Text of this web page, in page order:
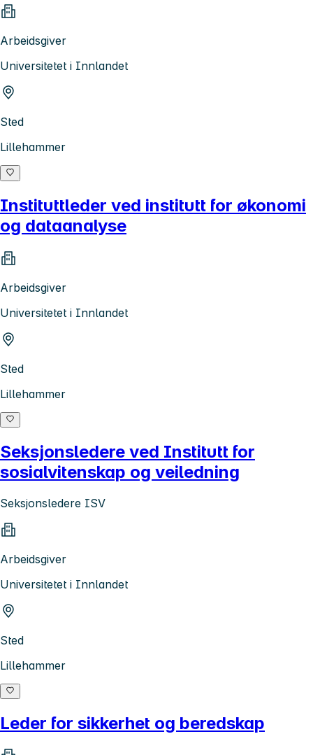
Arbeidsgiver
Universitetet i Innlandet
Sted
Lillehammer
Instituttleder ved institutt for økonomi
og dataanalyse
Arbeidsgiver
Universitetet i Innlandet
Sted
Lillehammer
Seksjonsledere ved Institutt for
sosialvitenskap og veiledning
Seksjonsledere ISV
Arbeidsgiver
Universitetet i Innlandet
Sted
Lillehammer
Leder for sikkerhet og beredskap